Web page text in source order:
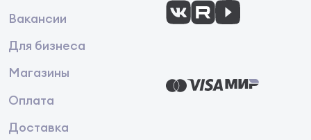
Вакансии
Для бизнеса
Магазины
Оплата
Доставка